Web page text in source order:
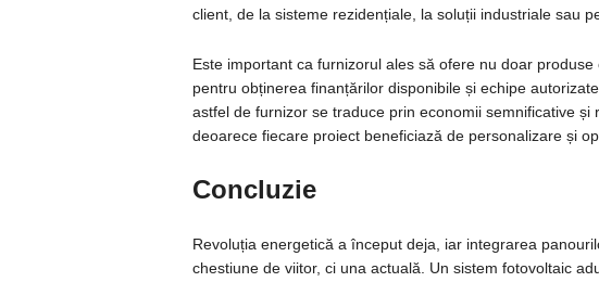
client, de la sisteme rezidențiale, la soluții industriale sau
Este important ca furnizorul ales să ofere nu doar
pentru obținerea finanțărilor disponibile și echipe
astfel de furnizor se traduce prin economii semnificative și
deoarece fiecare proiect beneficiază de personalizare și
Concluzie
Revoluția energetică a început deja, iar integrarea
chestiune de viitor, ci una actuală. Un sistem fotovoltaic